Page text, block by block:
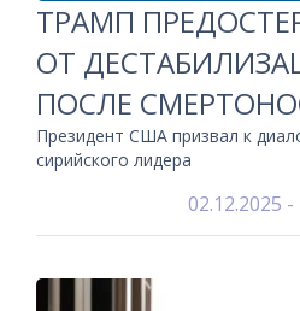
ТРАМП
ОТ
ПОСЛЕ
Президент США призвал к
сирийского лидера
02.12.2025 -